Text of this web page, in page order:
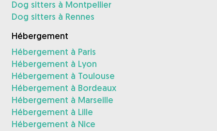
Dog sitters à Montpellier
Dog sitters à Rennes
Hébergement
Hébergement à Paris
Hébergement à Lyon
Hébergement à Toulouse
Hébergement à Bordeaux
Hébergement à Marseille
Hébergement à Lille
Hébergement à Nice